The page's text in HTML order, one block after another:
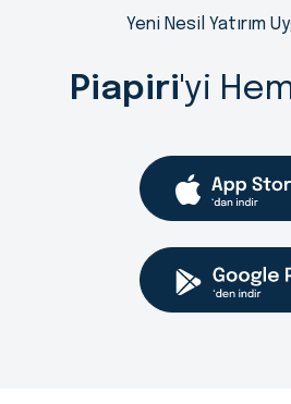
Yeni Nesil Yatırım
Piapiri'yi